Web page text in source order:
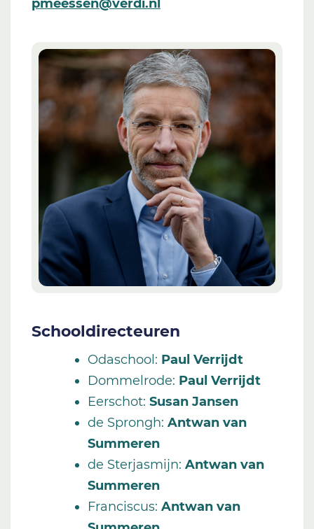
pmeessen@verdi.nl
Schooldirecteuren
Odaschool : Paul Verrijdt
Dommelrode: Paul Verrijdt
Eerschot: Susan Jansen
de Sprongh: Antwan van
Summeren
de Sterjasmijn: Antwan van
Summeren
Franciscus: Antwan van